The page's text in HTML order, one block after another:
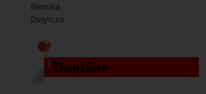
Nemira
Dwyn.ro
Translate